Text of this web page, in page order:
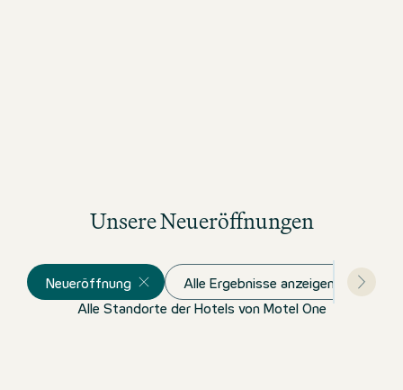
Unsere Neueröffnungen
Neueröffnung Alle Ergebnisse anzeigen
Alle Standorte der Hotels von Motel One